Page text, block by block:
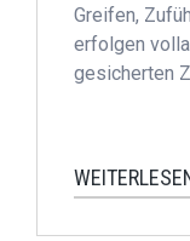
Greifen,
erfolgen
gesicherten